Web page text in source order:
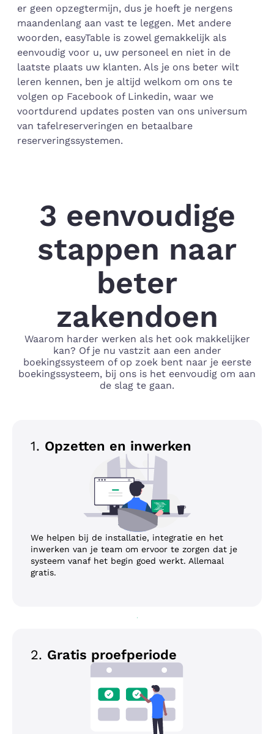
er geen opzegtermijn, dus je hoeft je nergens
maandenlang aan vast te leggen. Met andere
woorden, easyTable is zowel gemakkelijk als
eenvoudig voor u, uw personeel en niet in de
laatste plaats uw klanten. Als je ons beter wilt
leren kennen, ben je altijd welkom om ons te
volgen op Facebook of Linkedin, waar we
voortdurend updates posten van ons universum
van tafelreserveringen en betaalbare
reserveringssystemen.
3 eenvoudige
stappen naar
beter
zakendoen
Waarom harder werken als het ook makkelijker
kan? Of je nu vastzit aan een ander
boekingssysteem of op zoek bent naar je eerste
boekingssysteem, bij ons is het eenvoudig om aan
de slag te gaan.
1. Opzetten en inwerken
We helpen bij de installatie, integratie en het
inwerken van je team om ervoor te zorgen dat je
systeem vanaf het begin goed werkt. Allemaal
gratis.
2. Gratis proefperiode